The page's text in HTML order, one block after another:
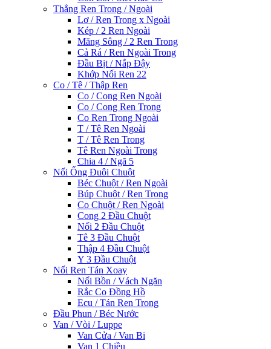
Thẳng Ren Trong / Ngoài
Lơ / Ren Trong x Ngoài
Kép / 2 Ren Ngoài
Măng Sông / 2 Ren Trong
Cả Rá / Ren Ngoài Trong
Đầu Bịt / Nắp Đậy
Khớp Nối Ren 22
Co / Tê / Thập Ren
Co / Cong Ren Ngoài
Co / Cong Ren Trong
Co Ren Trong Ngoài
T / Tê Ren Ngoài
T / Tê Ren Trong
Tê Ren Ngoài Trong
Chia 4 / Ngã 5
Nối Ống Đuôi Chuột
Béc Chuột / Ren Ngoài
Búp Chuột / Ren Trong
Co Chuột / Ren Ngoài
Cong 2 Đầu Chuột
Nối 2 Đầu Chuột
Tê 3 Đầu Chuột
Thập 4 Đầu Chuột
Y 3 Đầu Chuột
Nối Ren Tán Xoay
Nối Bồn / Vách Ngăn
Rắc Co Đồng Hồ
Ecu / Tán Ren Trong
Đầu Phun / Béc Nước
Van / Vòi / Luppe
Van Cửa / Van Bi
Van 1 Chiều